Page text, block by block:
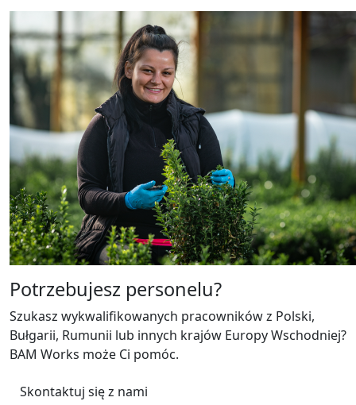
Potrzebujesz personelu?
Szukasz wykwalifikowanych pracowników z Polski,
Bułgarii, Rumunii lub innych krajów Europy Wschodniej?
BAM Works może Ci pomóc.
Skontaktuj się z nami